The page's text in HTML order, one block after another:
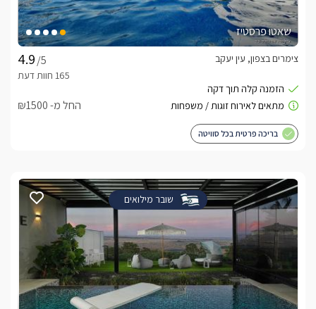
שאטו פרסטיז
/5
צימרים בצפון, עין יעקב
החל מ- ₪1500
בריכה פרטית בכל סוויטה
שובר מילואים